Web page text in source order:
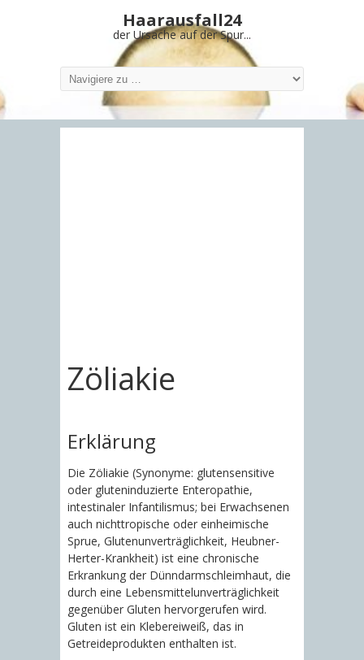
Haarausfall24
der Ursache auf der Spur...
Zöliakie
Erklärung
Die Zöliakie (Synonyme: glutensensitive
oder gluteninduzierte Enteropathie,
intestinaler Infantilismus; bei Erwachsenen
auch nichttropische oder einheimische
Sprue, Glutenunverträglichkeit, Heubner-
Herter-Krankheit) ist eine chronische
Erkrankung der Dünndarmschleimhaut, die
durch eine Lebensmittelunverträglichkeit
gegenüber Gluten hervorgerufen wird.
Gluten ist ein Klebereiweiß, das in
Getreideprodukten enthalten ist.